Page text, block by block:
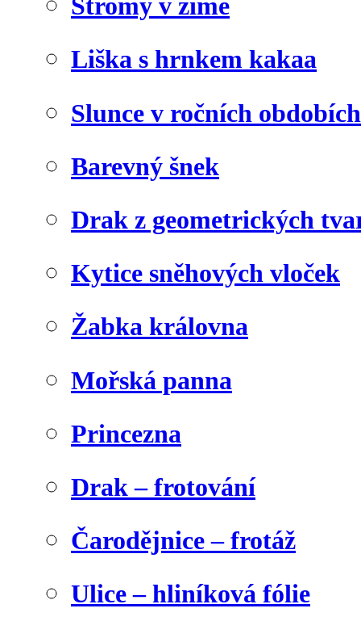
Stromy v zimě
Liška s hrnkem kakaa
Slunce v ročních obdobích
Barevný šnek
Drak z geometrických
Kytice sněhových vloček
Žabka královna
Mořská panna
Princezna
Drak – frotování
Čarodějnice – frotáž
Ulice – hliníková fólie